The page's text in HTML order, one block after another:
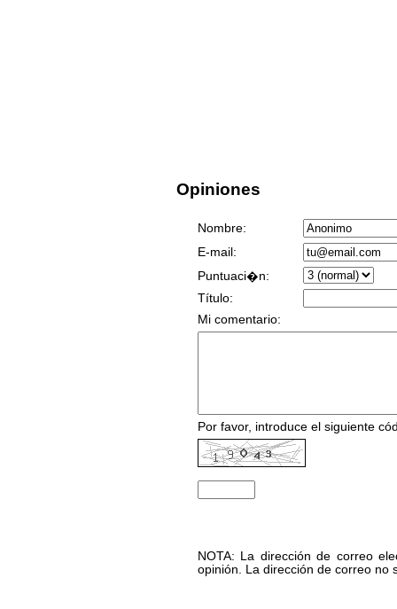
Opiniones
Nombre:
E-mail:
Puntuaci�n:
Título:
Mi comentario:
Por favor, introduce el siguiente
NOTA: La dirección de correo
opinión. La dirección de correo no